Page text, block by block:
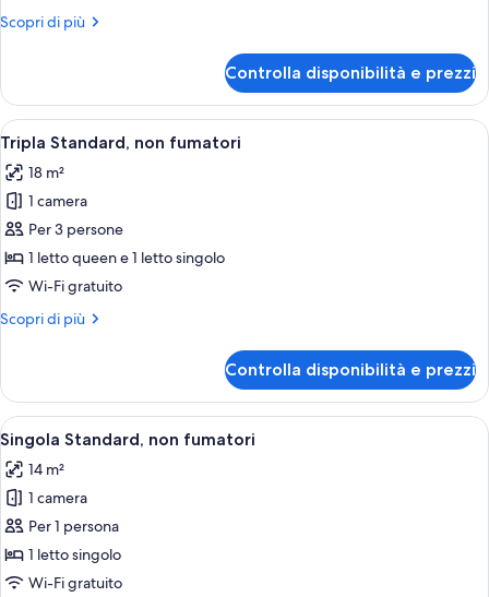
2
non
fumatori
Scopri di più
Altri
Standard
con
2
letti
singoli,
non
fumatori
Controlla disponibilità e prezzi
Apri
tutte
le
foto
per
Tripla
Standard,
fumatori
Una camera d'albergo con due letti,
4
Tripla Standard, non fumatori
18 m²
1 camera
Per 3 persone
1 letto queen e 1 letto singolo
Wi-Fi gratuito
Scopri di più
Altri
Standard,
non
fumatori
Controlla disponibilità e prezzi
Apri
tutte
le
foto
per
Singola
Standard,
Una camera d'albergo con un letto,
3
Singola Standard, non fumatori
14 m²
1 camera
Per 1 persona
1 letto singolo
Wi-Fi gratuito